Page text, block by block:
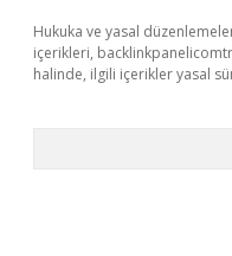
Hukuka ve yasal
içerikleri,
halinde, ilgili içerikler yasal